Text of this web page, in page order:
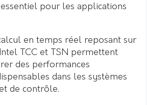
pour les applications
en temps réel reposant sur
TCC et TSN permettent
des performances
dans les systèmes
de contrôle.